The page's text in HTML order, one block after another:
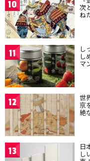
10 次
ね
11 し
し
マ
12 世
京
絶
13 日
し